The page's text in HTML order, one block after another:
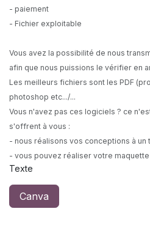
- paiement
- Fichier exploitable
Vous avez la possibilité de nous
afin que nous puissions le vérifier en
Les meilleurs fichiers sont les PDF
photoshop etc.../...
Vous n'avez pas ces logiciels ? ce
s'offrent à vous :
- nous réalisons vos conceptions à
- vous pouvez réaliser votre
Texte
Canva